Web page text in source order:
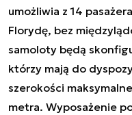
umożliwia z 14
Florydę, bez
samoloty będą
którzy mają do
szerokości
metra. Wyposażenie